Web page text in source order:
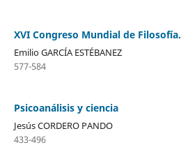
XVI Congreso Mundial de Filosofía.
Emilio GARCÍA ESTÉBANEZ
577-584
Psicoanálisis y ciencia
Jesús CORDERO PANDO
433-496